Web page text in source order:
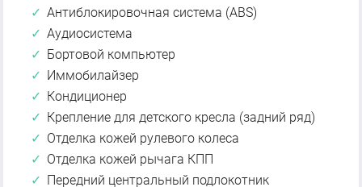
Антиблокировочная система (ABS)
Аудиосистема
Бортовой компьютер
Иммобилайзер
Кондиционер
Крепление для детского кресла (задний ряд)
Отделка кожей рулевого колеса
Отделка кожей рычага КПП
Передний центральный подлокотник